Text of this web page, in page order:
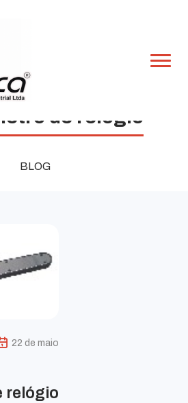
de relógio
BLOG
22 de maio
relógio